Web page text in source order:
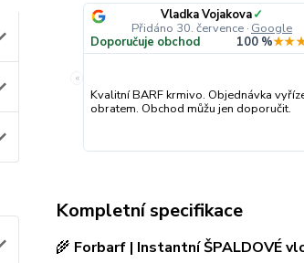
«
Vladka Vojakova✓
Přidáno 30. července · Google
Doporučuje obchod 100 %
Kvalitní BARF krmivo. Objednávka
obratem. Obchod můžu jen doporučit.
Kompletní specifikace
🌾 Forbarf | Instantní ŠPALDOVÉ